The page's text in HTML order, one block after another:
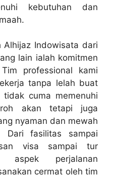
kebutuhan dan
Alhijaz Indowisata dari
lain ialah komitmen
professional kami
tanpa lelah buat
cuma memenuhi
akan tetapi juga
nyaman dan mewah
Dari fasilitas sampai
visa sampai tur
aspek perjalanan
cermat oleh tim